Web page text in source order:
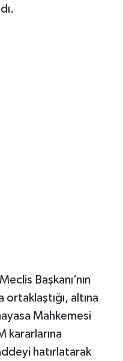
Başkanı’nın
ortaklaştığı, altına
Mahkemesi
kararlarına
hatırlatarak